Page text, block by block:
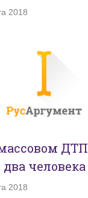
2018
ДТП
человека
2018